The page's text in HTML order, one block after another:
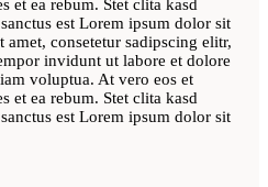
et ea rebum. Stet clita kasd
est Lorem ipsum dolor sit
consetetur sadipscing elitr,
invidunt ut labore et dolore
voluptua. At vero eos et
et ea rebum. Stet clita kasd
est Lorem ipsum dolor sit